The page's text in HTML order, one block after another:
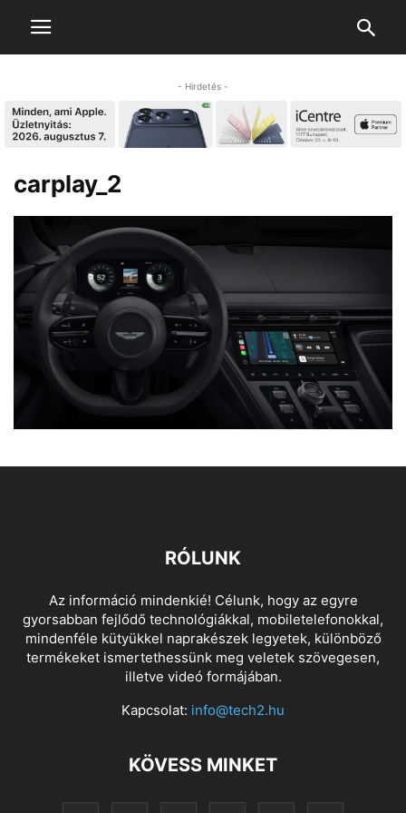
- Hirdetés -
carplay_2
RÓLUNK
Az információ mindenkié! Célunk, hogy az egyre
gyorsabban fejlődő technológiákkal, mobiletelefonokkal,
mindenféle kütyükkel naprakészek legyetek, különböző
termékeket ismertethessünk meg veletek szövegesen,
illetve videó formájában.
Kapcsolat: info@tech2.hu
KÖVESS MINKET